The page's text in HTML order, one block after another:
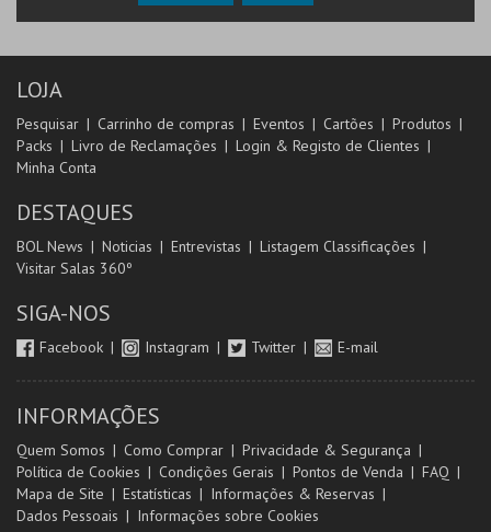
LOJA
Pesquisar Carrinho de compras Eventos Cartões
Produtos
Packs
Livro de Reclamações
Login & Registo de Clientes
Minha Conta
DESTAQUES
BOL News Noticias Entrevistas
Listagem Classificações
Visitar Salas 360º
SIGA-NOS
Facebook Instagram Twitter E-mail
INFORMAÇÕES
Quem Somos Como Comprar
Privacidade & Segurança
Política de Cookies
Condições Gerais Pontos de Venda
FAQ
Mapa de Site
Estatísticas
Informações & Reservas
Dados Pessoais
Informações sobre Cookies